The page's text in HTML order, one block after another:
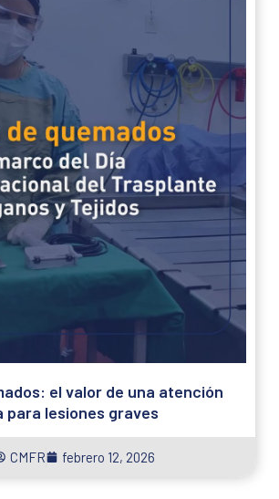
el valor de una atención
para lesiones graves
CMFR febrero 12, 2026